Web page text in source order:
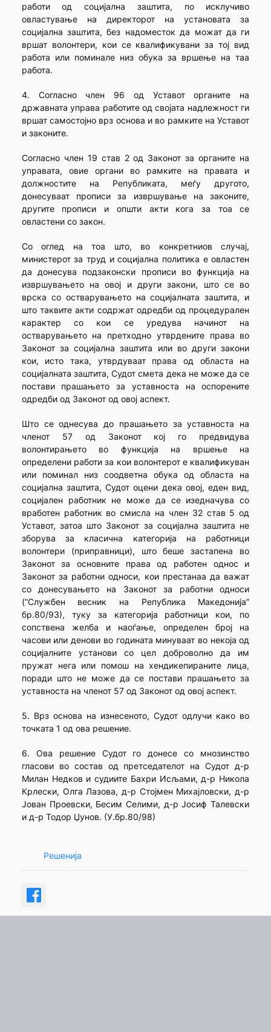
работи од социјална заштита, по исклучиво
овластување на директорот на установата за
социјална заштита, без надоместок да можат да ги
вршат волонтери, кои се квалификувани за тој вид
работа или поминале низ обука за вршење на таа
работа.
4. Согласно член 96 од Уставот органите на
државната управа работите од својата надлежност ги
вршат самостојно врз основа и во рамките на Уставот
и законите.
Согласно член 19 став 2 од Законот за органите на
управата, овие органи во рамките на правата и
должностите на Републиката, меѓу другото,
донесуваат прописи за извршување на законите,
другите прописи и општи акти кога за тоа се
овластени со закон.
Со оглед на тоа што, во конкретниов случај,
министерот за труд и социјална политика е овластен
да донесува подзаконски прописи во функција на
извршувањето на овој и други закони, што се во
врска со остварувањето на социјалната заштита, и
што таквите акти содржат одредби од процедурален
карактер со кои се уредува начинот на
остварувањето на претходно утврдените права во
Законот за социјална заштита или во други закони
кои, исто така, утврдуваат права од областа на
социјалната заштита, Судот смета дека не може да се
постави прашањето за уставноста на оспорените
одредби од Законот од овој аспект.
Што се однесува до прашањето за уставноста на
членот 57 од Законот кој го предвидува
волонтирањето во функција на вршење на
определени работи за кои волонтерот е квалификуван
или поминал низ соодветна обука од областа на
социјална заштита, Судот оцени дека овој, еден вид,
социјален работник не може да се изедначува со
вработен работник во смисла на член 32 став 5 од
Уставот, затоа што Законот за социјална заштита не
зборува за класична категорија на работници
волонтери (приправници), што беше застапена во
Законот за основните права од работен однос и
Законот за работни односи, кои престанаа да важат
со донесувањето на Законот за работни односи
(“Службен весник на Република Македонија”
бр.80/93), туку за категорија работници кои, по
сопствена желба и наоѓање, определен број на
часови или денови во годината минуваат во некоја од
социјалните установи со цел доброволно да им
пружат нега или помош на хендикепираните лица,
поради што не може да се постави прашањето за
уставноста на членот 57 од Законот од овој аспект.
5. Врз основа на изнесеното, Судот одлучи како во
точката 1 од ова решение.
6. Ова решение Судот го донесе со мнозинство
гласови во состав од претседателот на Судот д-р
Милан Недков и судиите Бахри Исљами, д-р Никола
Крлески, Олга Лазова, д-р Стојмен Михајловски, д-р
Јован Проевски, Бесим Селими, д-р Јосиф Талевски
и д-р Тодор Џунов. (У.бр.80/98)
Решенија